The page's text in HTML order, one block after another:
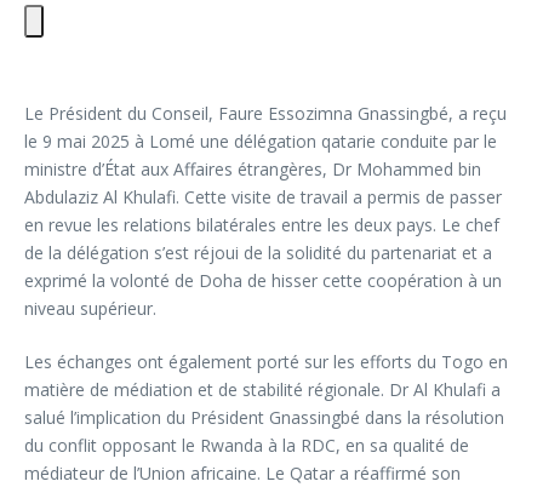
Le Président du Conseil, Faure Essozimna Gnassingbé, a reçu
le 9 mai 2025 à Lomé une délégation qatarie conduite par le
ministre d’État aux Affaires étrangères, Dr Mohammed bin
Abdulaziz Al Khulafi. Cette visite de travail a permis de passer
en revue les relations bilatérales entre les deux pays. Le chef
de la délégation s’est réjoui de la solidité du partenariat et a
exprimé la volonté de Doha de hisser cette coopération à un
niveau supérieur.
Les échanges ont également porté sur les efforts du Togo en
matière de médiation et de stabilité régionale. Dr Al Khulafi a
salué l’implication du Président Gnassingbé dans la résolution
du conflit opposant le Rwanda à la RDC, en sa qualité de
médiateur de l’Union africaine. Le Qatar a réaffirmé son